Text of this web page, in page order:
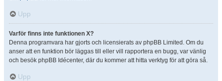
Upp
Varför finns inte funktionen X?
Denna programvara har gjorts och licensierats av phpBB Limited. Om du
anser att en funktion bör läggas till eller vill rapportera en bugg, var vänlig
och besök phpBB Idécenter, där du kommer att hitta verktyg för att göra så.
Upp